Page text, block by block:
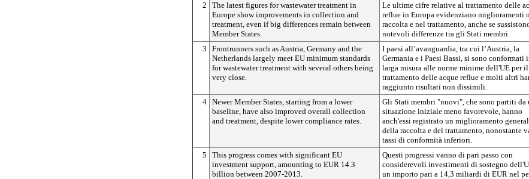
2
The latest figures for wastewater treatment in
Europe show improvements in collection and
treatment, even if big differences remain between
Member States.
Le ultime cifre relative al trattamento delle
reflue in Europa evidenziano miglioramenti
raccolta e nel trattamento, anche se
notevoli differenze tra gli Stati membri.
3
Frontrunners such as Austria, Germany and the
Netherlands largely meet EU minimum standards
for wastewater treatment with several others being
very close.
I paesi all’avanguardia, tra cui l’Austria, la
Germania e i Paesi Bassi, si sono conformati
larga misura alle norme minime dell'UE per il
trattamento delle acque reflue e molti altri
raggiunto risultati non dissimili.
4 Newer Member States, starting from a lower
baseline, have also improved overall collection
and treatment, despite lower compliance rates.
Gli Stati membri "nuovi", che sono partiti da
situazione iniziale meno favorevole, hanno
anch'essi registrato un miglioramento
della raccolta e del trattamento, nonostante
tassi di conformità inferiori.
5
This progress comes with significant EU
investment support, amounting to EUR 14.3
billion between 2007-2013.
Questi progressi vanno di pari passo con
considerevoli investimenti di sostegno
un importo pari a 14,3 miliardi di EUR nel